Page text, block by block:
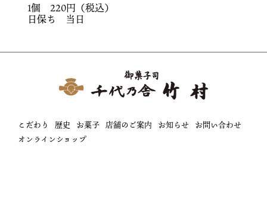
1個 220円（税込）
日保ち 当日
こだわり 歴史 お菓子 店舗のご案内 お知らせ お問い合わせ
オンラインショップ